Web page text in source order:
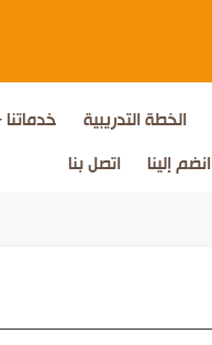
الخطة التدريبية خدماتنا
انضم إلينا اتصل بنا